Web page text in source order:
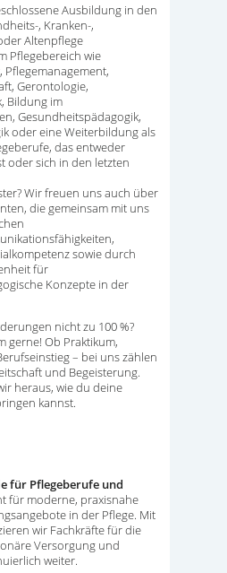
Ausbildung in den
, Kranken-,
Altenpflege
Pflegebereich wie
Pflegemanagement,
Gerontologie,
Bildung im
Gesundheitspädagogik,
oder eine Weiterbildung als
das entweder
oder sich in den letzten
Wir freuen uns auch über
die gemeinsam mit uns
sowie durch
für
Konzepte in der
nicht zu 100 %?
gerne! Ob Praktikum,
– bei uns zählen
und Begeisterung.
heraus, wie du deine
kannst.
für Pflegeberufe und
für moderne, praxisnahe
in der Pflege. Mit
wir Fachkräfte für die
Versorgung und
weiter.